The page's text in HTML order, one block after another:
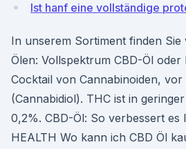
Ist hanf eine vollständige
In unserem Sortiment finden
Ölen: Vollspektrum CBD-Öl
Cocktail von Cannabinoiden, vor
(Cannabidiol). THC ist in
0,2%. CBD-Öl: So verbessert
HEALTH Wo kann ich CBD Öl